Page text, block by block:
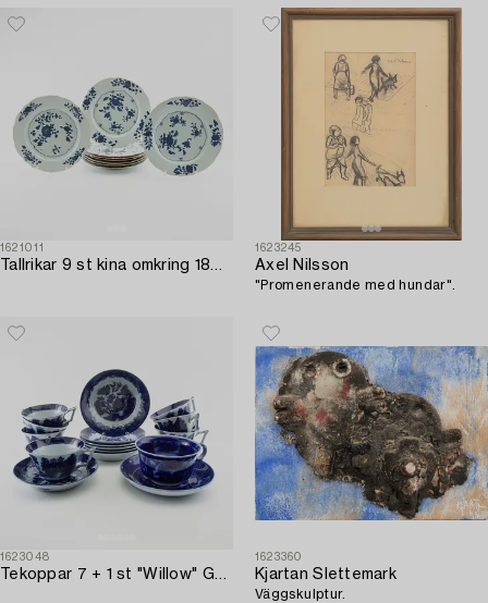
1621011
Tallrikar 9 st kina omkring 1800 porslin.
1623245
Axel Nilsson
"Promenerande med hundar".
1623048
Tekoppar 7 + 1 st "Willow" Gustavsberg 1900-talets första hälft flintgods.
1623360
Kjartan Slettemark
Väggskulptur.